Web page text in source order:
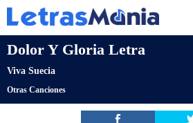
Dolor Y Gloria Letra
Viva Suecia
Otras Canciones